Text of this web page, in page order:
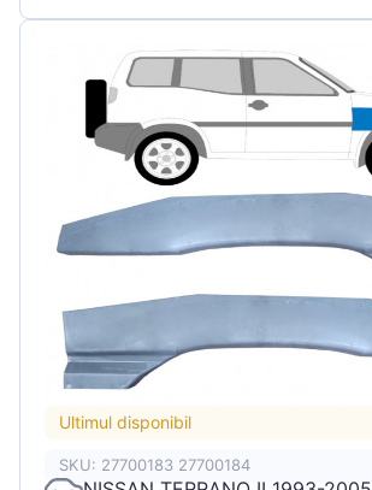
Ultimul disponibil
SKU: 27700183 27700184